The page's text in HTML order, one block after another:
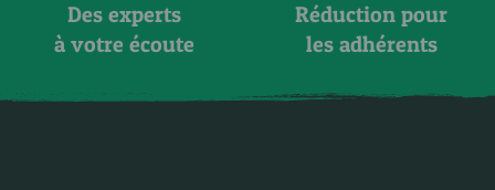
Des experts
à votre écoute
Réduction pour
les adhérents